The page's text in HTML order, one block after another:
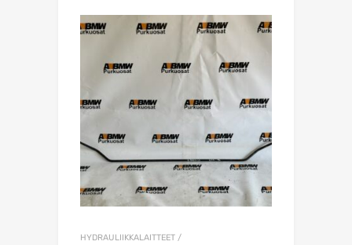
HYDRAULIIKKALAITTEET /